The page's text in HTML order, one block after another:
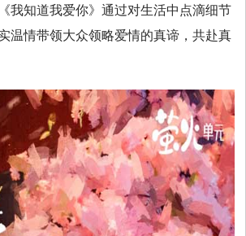
我知道我爱你》通过对生活中点滴细节
温情带领大众领略爱情的真谛，共赴真